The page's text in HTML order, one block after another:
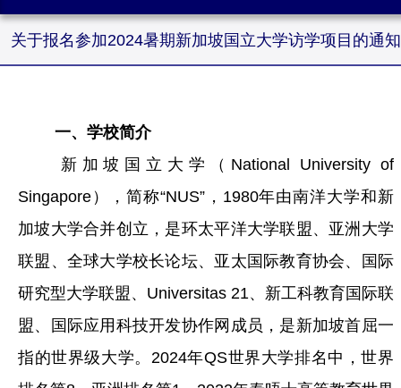
关于报名参加2024暑期新加坡国立大学访学项目的通知
一、学校简介
新加坡国立大学（National University of
Singapore），简称“NUS”，1980年由南洋大学和新
加坡大学合并创立，是环太平洋大学联盟、亚洲大学
联盟、全球大学校长论坛、亚太国际教育协会、国际
研究型大学联盟、Universitas 21、新工科教育国际联
盟、国际应用科技开发协作网成员，是新加坡首屈一
指的世界级大学。2024年QS世界大学排名中，世界